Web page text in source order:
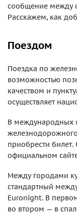
сообщение между
Расскажем, как
Поездом
Поездка по
возможностью
качеством и
осуществляет
В международных
приобрести
официальном
Между городами
стандартный
Euronight. В
во втором — в